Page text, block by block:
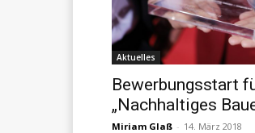
Aktuelles
Bewerbungsstart
„Nachhaltiges
Miriam Glaß - 14. März 2018